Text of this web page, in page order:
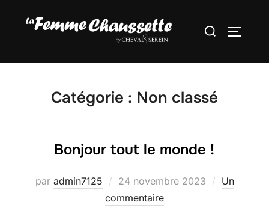
Rechercher :
Catégorie : Non classé
Bonjour tout le monde !
par admin7125
Publié
le
24 novembre 2023
Un
commentaire